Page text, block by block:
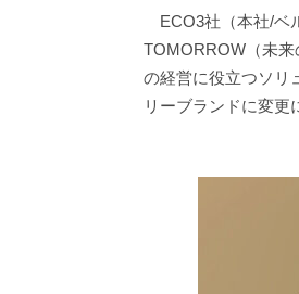
ECO3社（本社/ベ
TOMORROW（未
の経営に役立つソリ
リーブランドに変更